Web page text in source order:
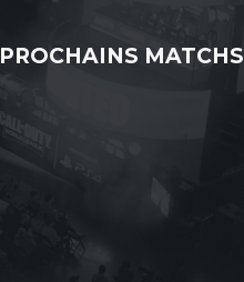
PROCHAINS MATCHS